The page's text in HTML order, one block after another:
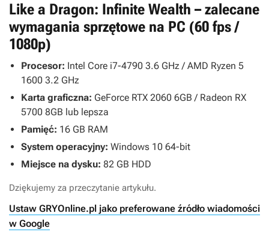
Like a Dragon: Infinite Wealth – zalecane
wymagania sprzętowe na PC (60 fps /
1080p)
Procesor: Intel Core i7-4790 3.6 GHz / AMD Ryzen 5
1600 3.2 GHz
Karta graficzna: GeForce RTX 2060 6GB / Radeon RX
5700 8GB lub lepsza
Pamięć: 16 GB RAM
System operacyjny: Windows 10 64-bit
Miejsce na dysku: 82 GB HDD
Dziękujemy za przeczytanie artykułu.
Ustaw GRYOnline.pl jako preferowane źródło wiadomości
w Google